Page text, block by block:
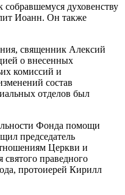
духовенству
Иоанн. Он также
священник Алексий
о внесенных
комиссий и
состав
отделов был
Фонда помощи
председатель
Церкви и
святого праведного
протоиерей Кирилл